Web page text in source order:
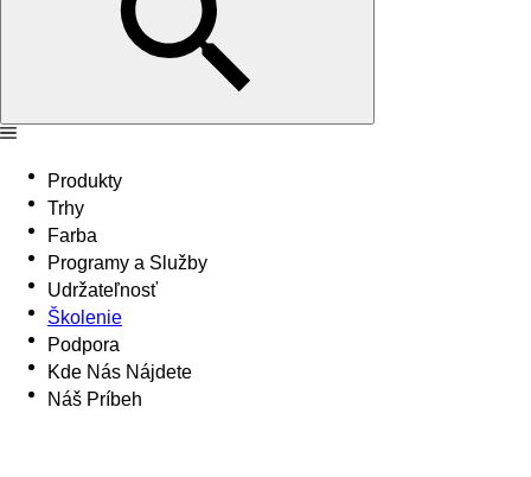
Produkty
Trhy
Farba
Programy a Služby
Udržateľnosť
Školenie
Podpora
Kde Nás Nájdete
Náš Príbeh